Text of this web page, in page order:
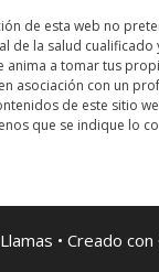
de esta web no
de la salud cualificado
anima a tomar tus
asociación con un
de este sitio
que se indique lo
• Creado con
¿Necesitas